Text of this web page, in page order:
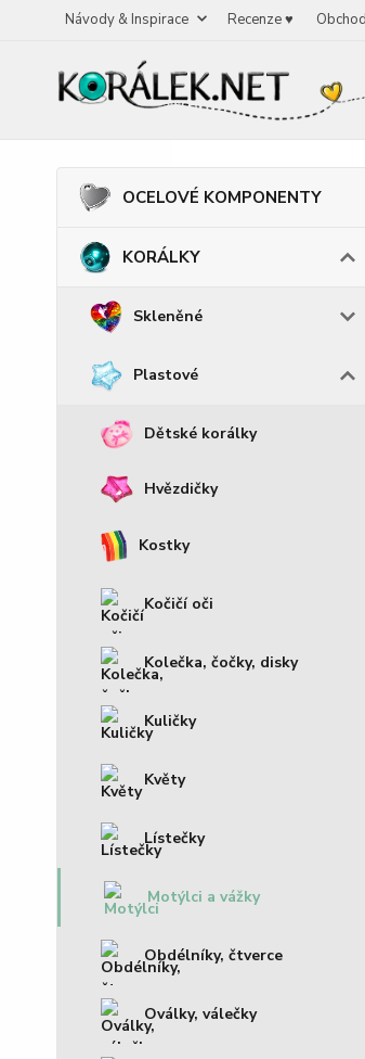
Návody & Inspirace Recenze ♥
OCELOVÉ KOMPONENTY
KORÁLKY
Skleněné
Plastové
Dětské korálky
Hvězdičky
Kostky
Kočičí oči
Kolečka, čočky, disky
Kuličky
Květy
Lístečky
Motýlci a vážky
Obdélníky, čtverce
Oválky, válečky